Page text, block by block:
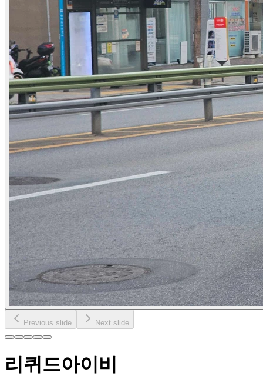
Previous slide Next slide
리퀴드아이비